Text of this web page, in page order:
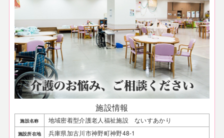
施設情報
施設名称 地域密着型介護老人福祉施設 ないすあかり
施設所在地 兵庫県加古川市神野町神野48-1